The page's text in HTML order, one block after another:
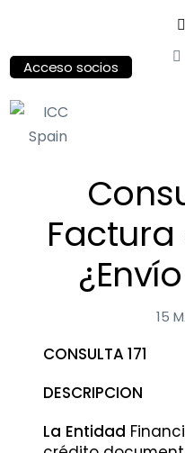
Chamber of
Commerce
Acceso socios
15
CONSULTA 171
DESCRIPCION
La Entidad